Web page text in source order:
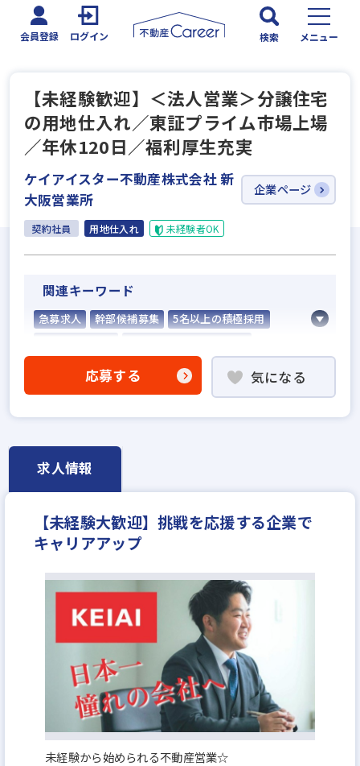
会員登録 ログイン 検索 メニュー
【未経験歓迎】＜法人営業＞分譲住宅
の用地仕入れ／東証プライム市場上場
／年休120日／福利厚生充実
ケイアイスター不動産株式会社 新
大阪営業所
企業ページ
契約社員 用地仕入れ 未経験者OK
関連キーワード
急募求人 幹部候補募集
5名以上の積極採用
業界未経験歓迎
既卒・第2新卒歓迎
職種未経験歓迎
歩合給
上場企業のグループ会社
宅建取引士歓迎
女性が活躍中
ブランクOK
平均年齢20代
完全週休2日
休日シフト制
年間休日120日以上
年収300万円
月給25万円
応募する 気になる
求人情報
【未経験大歓迎】挑戦を応援する企業で
キャリアアップ
未経験から始められる不動産営業☆